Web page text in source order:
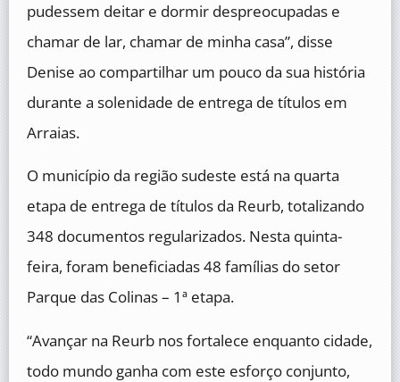
pudessem deitar e dormir despreocupadas e
chamar de lar, chamar de minha casa”, disse
Denise ao compartilhar um pouco da sua história
durante a solenidade de entrega de títulos em
Arraias.
O município da região sudeste está na quarta
etapa de entrega de títulos da Reurb, totalizando
348 documentos regularizados. Nesta quinta-
feira, foram beneficiadas 48 famílias do setor
Parque das Colinas – 1ª etapa.
“Avançar na Reurb nos fortalece enquanto cidade,
todo mundo ganha com este esforço conjunto,